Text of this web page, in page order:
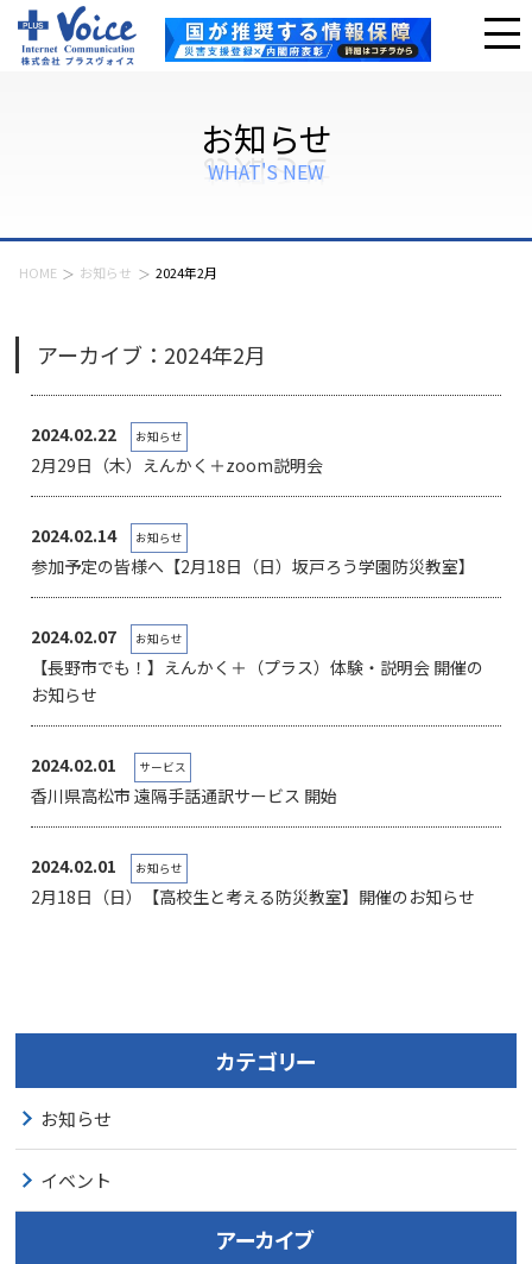
お知らせ
WHAT'S NEW
HOME お知らせ 2024年2月
アーカイブ：2024年2月
2024.02.22 お知らせ
2月29日（木）えんかく＋zoom説明会
2024.02.14 お知らせ
参加予定の皆様へ【2月18日（日）坂戸ろう学園防災教室】
2024.02.07 お知らせ
【長野市でも！】えんかく＋（プラス）体験・説明会 開催の
お知らせ
2024.02.01 サービス
香川県高松市 遠隔手話通訳サービス 開始
2024.02.01 お知らせ
2月18日（日）【高校生と考える防災教室】開催のお知らせ
カテゴリー
お知らせ
イベント
アーカイブ